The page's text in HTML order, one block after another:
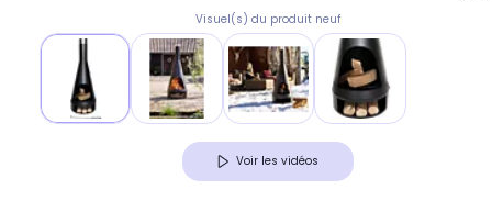
Visuel(s) du produit neuf
Voir les vidéos